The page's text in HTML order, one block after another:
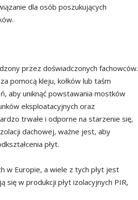
dla osób poszukujących
przez doświadczonych fachowców.
pomocą kleju, kołków lub taśm
aby uniknąć powstawania mostków
eksploatacyjnych oraz
trwałe i odporne na starzenie się,
dachowej, ważne jest, aby
płyt.
w Europie, a wiele z tych płyt jest
się w produkcji płyt izolacyjnych PIR,